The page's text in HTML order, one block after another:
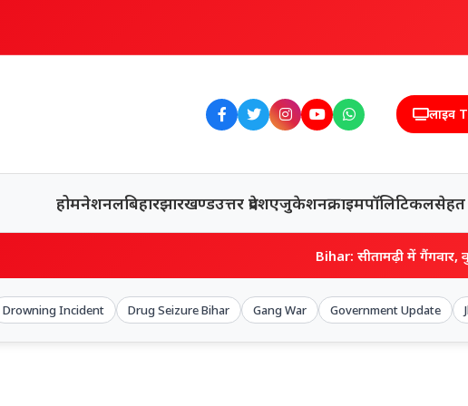
लाइव
होमनेशनलबिहारझारखण्डउत्तर प्रदेशएजुकेशनक्राइमपॉलिटिकलसेहत
Bihar: सीतामढ़ी में गैंगवार, कुख्यात शराब
Drowning Incident Drug Seizure Bihar Gang War Government Update